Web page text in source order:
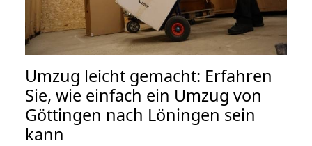
Umzug leicht gemacht: Erfahren
Sie, wie einfach ein Umzug von
Göttingen nach Löningen sein
kann